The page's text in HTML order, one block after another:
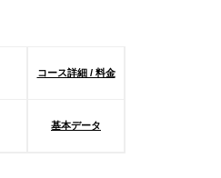
コース詳細 / 料金
基本データ